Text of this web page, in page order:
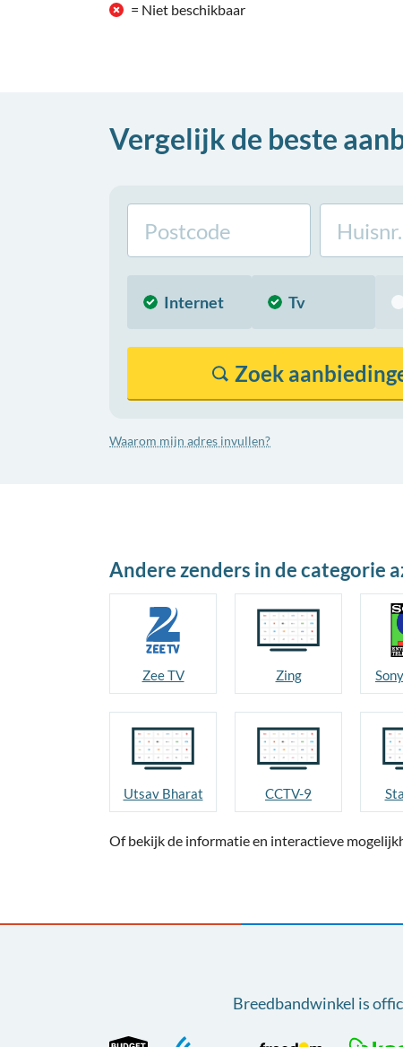
= Niet beschikbaar
Vergelijk de beste
Internet Tv
Zoek
Waarom mijn adres invullen?
Andere zenders in de categorie
Zee TV Zing
Utsav Bharat CCTV-9
Of bekijk de informatie en interactieve
Breedbandwinkel is